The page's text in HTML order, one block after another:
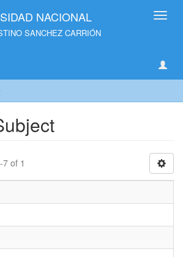
NACIONAL
SANCHEZ CARRIÓN
of 1